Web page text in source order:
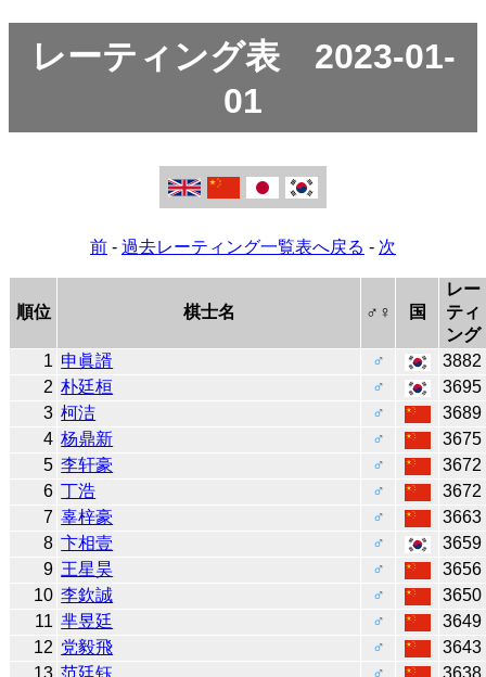
レーティング表 2023-01-
01
前 - 過去レーティング一覧表へ戻る - 次
順位 棋士名 ♂♀ 国
レー
ティ
ング
1 申眞諝 ♂
3882
2 朴廷桓 ♂
3695
3 柯洁 ♂
3689
4 杨鼎新 ♂
3675
5 李轩豪 ♂
3672
6 丁浩 ♂
3672
7 辜梓豪 ♂
3663
8 卞相壹 ♂
3659
9 王星昊 ♂
3656
10 李欽誠 ♂
3650
11 芈昱廷 ♂
3649
12 党毅飛 ♂
3643
13 范廷钰 ♂
3638